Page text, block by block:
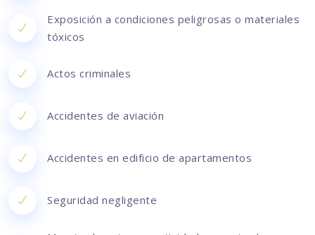
Exposición a condiciones peligrosas o materiales
tóxicos
Actos criminales
Accidentes de aviación
Accidentes en edificio de apartamentos
Seguridad negligente